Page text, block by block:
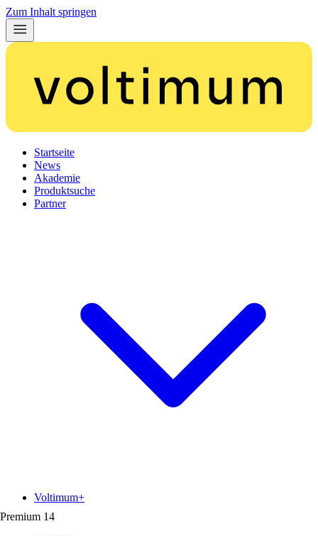
Zum Inhalt springen
Startseite
News
Akademie
Produktsuche
Partner
Premium 14
Voltimum+